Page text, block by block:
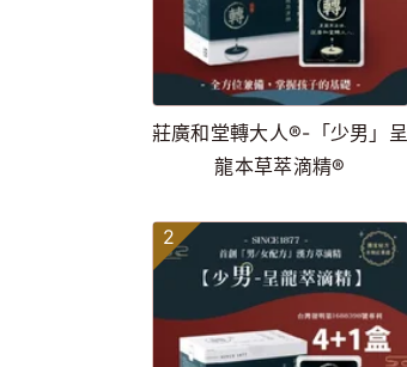
莊廣和堂轉大人®-「少男」呈
龍本草萃滴精®
2